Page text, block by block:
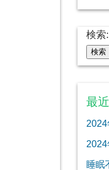
検索:
最
睡眠